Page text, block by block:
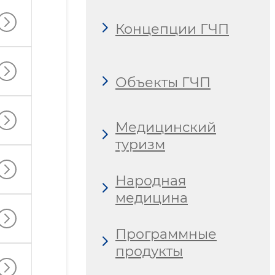
Концепции ГЧП
Объекты ГЧП
Медицинский
туризм
Народная
медицина
Программные
продукты